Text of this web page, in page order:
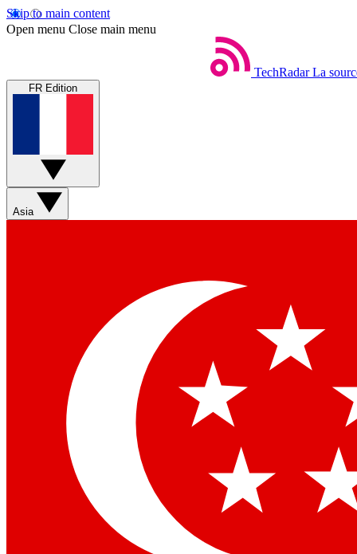
Skip to main content
Open menu Close main menu
TechRadar La
FR Edition
Asia